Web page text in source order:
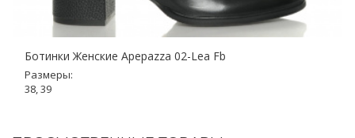
Ботинки Женские Apepazza 02-Lea Fb
Размеры:
38, 39